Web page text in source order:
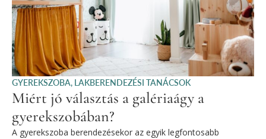
GYEREKSZOBA, LAKBERENDEZÉSI TANÁCSOK
Miért jó választás a galériaágy a
gyerekszobában?
A gyerekszoba berendezésekor az egyik legfontosabb